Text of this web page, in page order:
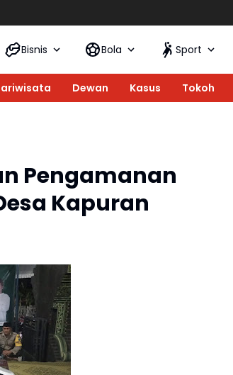
80
Bisnis Bola Sport
Dewan Kasus Tokoh
Pengamanan
Kapuran